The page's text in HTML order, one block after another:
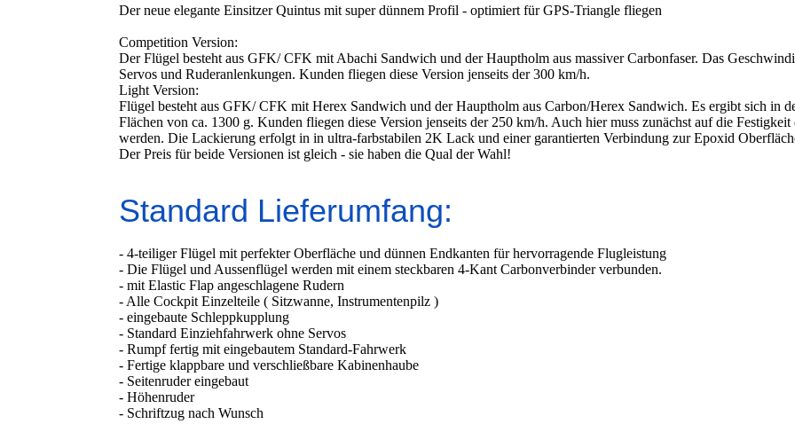
Der neue elegante Einsitzer Quintus mit super dünnem Profil - optimiert für GPS-Triangle fliegen
Competition Version:
Der Flügel besteht aus GFK/ CFK mit Abachi Sandwich und der Hauptholm aus massiver Carbonfaser. Das
Servos und Ruderanlenkungen. Kunden fliegen diese Version jenseits der 300 km/h.
Light Version:
Flügel besteht aus GFK/ CFK mit Herex Sandwich und der Hauptholm aus Carbon/Herex Sandwich. Es ergibt sich in
Flächen von ca. 1300 g. Kunden fliegen diese Version jenseits der 250 km/h. Auch hier muss zunächst auf die
werden. Die Lackierung erfolgt in in ultra-farbstabilen 2K Lack und einer garantierten Verbindung zur Epoxid
Der Preis für beide Versionen ist gleich - sie haben die Qual der Wahl!
Standard Lieferumfang:
- 4-teiliger Flügel mit perfekter Oberfläche und dünnen Endkanten für hervorragende Flugleistung
- Die Flügel und Aussenflügel werden mit einem steckbaren 4-Kant Carbonverbinder verbunden.
- mit Elastic Flap angeschlagene Rudern
- Alle Cockpit Einzelteile ( Sitzwanne, Instrumentenpilz )
- eingebaute Schleppkupplung
- Standard Einziehfahrwerk ohne Servos
- Rumpf fertig mit eingebautem Standard-Fahrwerk
- Fertige klappbare und verschließbare Kabinenhaube
- Seitenruder eingebaut
- Höhenruder
- Schriftzug nach Wunsch